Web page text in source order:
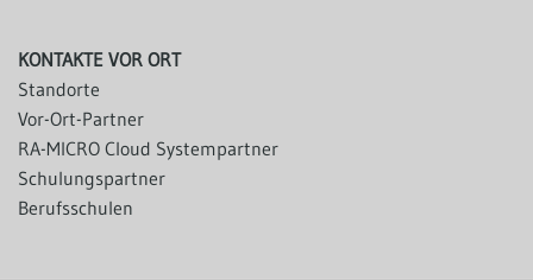
KONTAKTE VOR ORT
Standorte
Vor-Ort-Partner
RA-MICRO Cloud Systempartner
Schulungspartner
Berufsschulen